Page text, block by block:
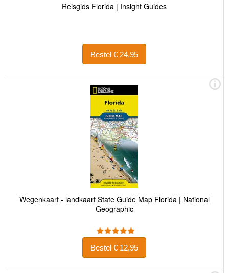
Reisgids Florida | Insight Guides
Bestel € 24,95
Wegenkaart - landkaart State Guide Map Florida | National
Geographic
Bestel € 12,95